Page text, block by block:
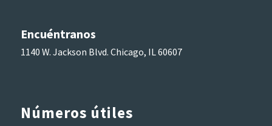
Encuéntranos
1140 W. Jackson Blvd. Chicago, IL 60607
Números útiles